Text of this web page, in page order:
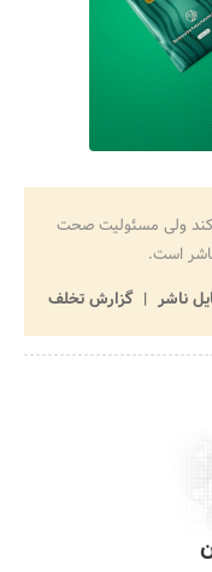
ولی مسئولیت صحت
است.
ناشر
گزارش تخلف